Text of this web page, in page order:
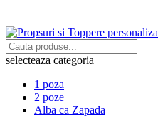
selecteaza categoria
1 poza
2 poze
Alba ca Zapada